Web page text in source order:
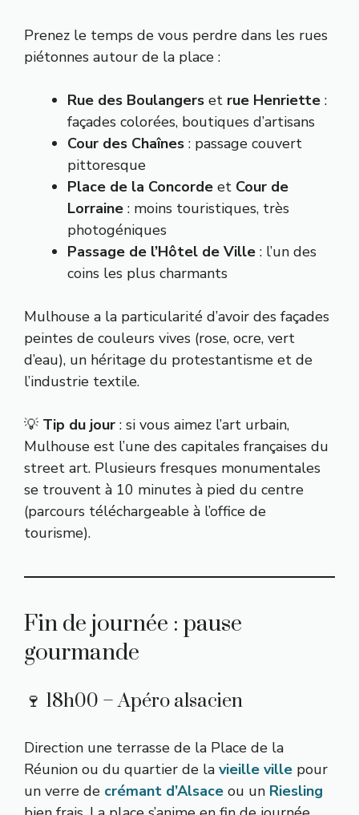
Prenez le temps de vous perdre dans les rues
piétonnes autour de la place :
Rue des Boulangers et rue Henriette :
façades colorées, boutiques d’artisans
Cour des Chaînes : passage couvert
pittoresque
Place de la Concorde et Cour de
Lorraine : moins touristiques, très
photogéniques
Passage de l’Hôtel de Ville : l’un des
coins les plus charmants
Mulhouse a la particularité d’avoir des façades
peintes de couleurs vives (rose, ocre, vert
d’eau), un héritage du protestantisme et de
l’industrie textile.
💡 Tip du jour : si vous aimez l’art urbain,
Mulhouse est l’une des capitales françaises du
street art. Plusieurs fresques monumentales
se trouvent à 10 minutes à pied du centre
(parcours téléchargeable à l’office de
tourisme).
Fin de journée : pause
gourmande
🍷 18h00 – Apéro alsacien
Direction une terrasse de la Place de la
Réunion ou du quartier de la vieille ville pour
un verre de crémant d’Alsace ou un Riesling